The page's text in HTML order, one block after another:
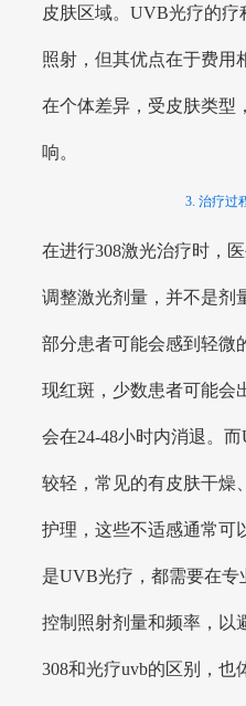
皮肤区域。UVB光疗的
照射，但其优点在于费用
在个体差异，受皮肤类型
响。
3. 治疗过
在进行308激光治疗时，
调整激光剂量，并不是剂
部分患者可能会感到轻微
现红斑，少数患者可能会
会在24-48小时内消退。
较轻，常见的有皮肤干燥
护理，这些不适感通常可
是UVB光疗，都需要在
控制照射剂量和频率，以
308和光疗uvb的区别，也